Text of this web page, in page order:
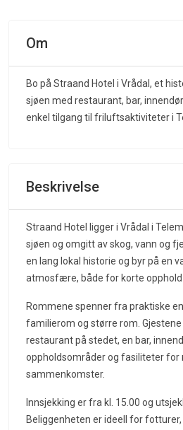
Om
Bo på Straand Hotel i Vrådal, et
sjøen med restaurant, bar,
enkel tilgang til friluftsaktiviteter i
Beskrivelse
Straand Hotel ligger i Vrådal i
sjøen og omgitt av skog, vann og
en lang lokal historie og byr på en
atmosfære, både for korte opphold
Rommene spenner fra praktiske
familierom og større rom. Gjestene
restaurant på stedet, en bar,
oppholdsområder og fasiliteter for
sammenkomster.
Innsjekking er fra kl. 15.00 og
Beliggenheten er ideell for fotturer,